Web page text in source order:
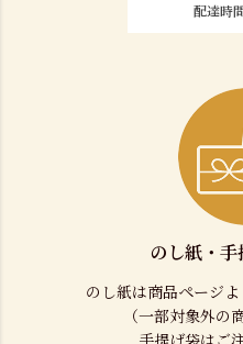
配達時
のし紙・
のし紙は商品ページよ
（一部対象外の
手提げ袋はご